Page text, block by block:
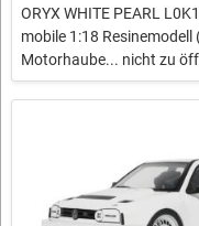
ORYX WHITE PEARL
mobile 1:18 Resinemodell
Motorhaube... nicht zu